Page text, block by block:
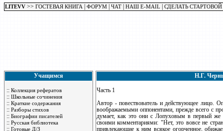
LITEVV >> ГОСТЕВАЯ КНИГА ФОРУМ ЧАТ НАШ E-MAIL СДЕЛАТЬ СТАРТОВОЙ
Учащимся
:: Коллекция рефератов
:: Школьные сочинения
:: Краткие содержания
:: Разборы стихов
:: Биографии писателей
:: Русская библиотека
:: Готовые Д/З
Н.Г.
Часть 1
Автор - повествователь и действующее лицо.
воображаемыми оппонентами, прежде всего с
думает, как это они с Лопуховым в первый же
своими комментариями: "Нет, это вовсе не
привлекающие к ним всякое огорченное,